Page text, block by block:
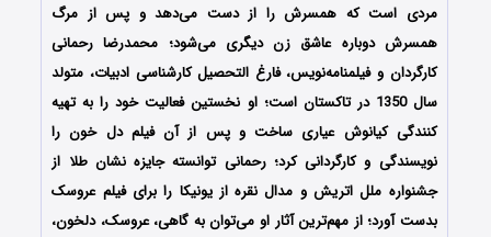
مردی است که همسرش را از دست می‌دهد و پس از مرگ
همسرش دوباره عاشق زن دیگری می‌شود؛ محمدرضا رحمانی
کارگردان و فیلمنامه‌نویس، فارغ التحصیل کارشناسی ادبیات، متولد
سال 1350 در تاکستان است؛ او نخستین فعالیت خود را به تهیه
کنندگی کیانوش عیاری ساخت و پس از آن فیلم دل خون را
نویسندگی و کارگردانی کرد؛ رحمانی توانسته جایزه نشان طلا از
جشنواره ملل اتریش و مدال نقره از یونیکا را برای فیلم عروسک
بدست آورد؛ از مهم‌ترین آثار او می‌توان به گاهی، عروسک، دلخون،